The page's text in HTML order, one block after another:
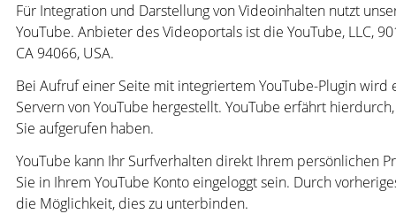
Für Integration und Darstellung von Videoinhalten nutzt
YouTube. Anbieter des Videoportals ist die YouTube, LLC,
CA 94066, USA.
Bei Aufruf einer Seite mit integriertem YouTube-Plugin wird
Servern von YouTube hergestellt. YouTube erfährt
Sie aufgerufen haben.
YouTube kann Ihr Surfverhalten direkt Ihrem persönlichen
Sie in Ihrem YouTube Konto eingeloggt sein. Durch
die Möglichkeit, dies zu unterbinden.